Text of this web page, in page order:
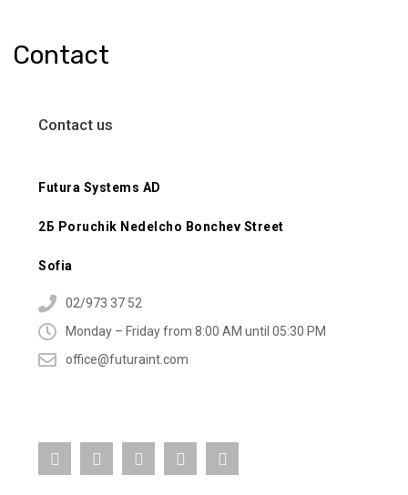
Contact
Contact us
Futura Systems AD
2Б Poruchik Nedelcho Bonchev Street
Sofia
02/973 37 52
Monday – Friday from 8:00 AM until 05:30 PM
office@futuraint.com